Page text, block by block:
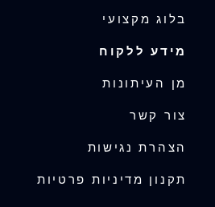
בלוג מקצועי
מידע ללקוח
מן העיתונות
צור קשר
הצהרת נגישות
תקנון מדיניות פרטיות